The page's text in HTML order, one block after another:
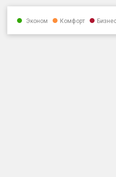
Эконом Комфорт Бизнес